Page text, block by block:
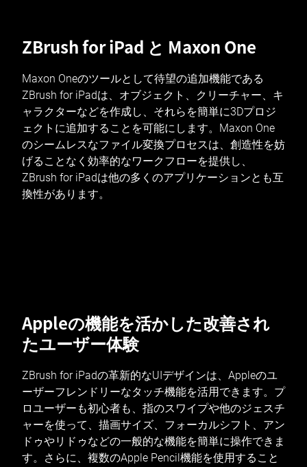
ZBrush for iPad と Maxon One
Maxon Oneのツールとして待望の追加機能である
ZBrush for iPadは、オブジェクト、クリーチャー、キ
ャラクターなどを作成し、それらを簡単に3Dプロジ
ェクトに追加することを可能にします。Maxon One
のシームレスなファイル変換プロセスは、創造性を妨
げることなく効率的なワークフローを提供し、
ZBrush for iPadは他の多くのアプリケーションとも互
換性があります。
Appleの機能を活かした改善され
たユーザー体験
ZBrush for iPadの革新的なUIデザインは、Appleのユ
ーザーフレンドリーなタッチ機能を活用できます。プ
ロユーザーも初心者も、指のスワイプや他のジェスチ
ャーを使って、描画サイズ、フォーカルシフト、アン
ドゥやリドゥなどの一般的な機能を簡単に操作できま
す。さらに、複数のApple Pencil機能を使用すること